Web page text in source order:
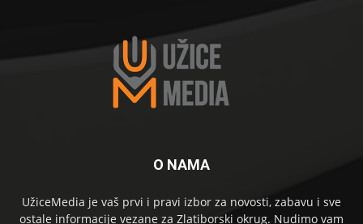
O NAMA
UžiceMedia je vaš prvi i pravi izbor za novosti, zabavu i sve
ostale informacije vezane za Zlatiborski okrug. Nudimo vam